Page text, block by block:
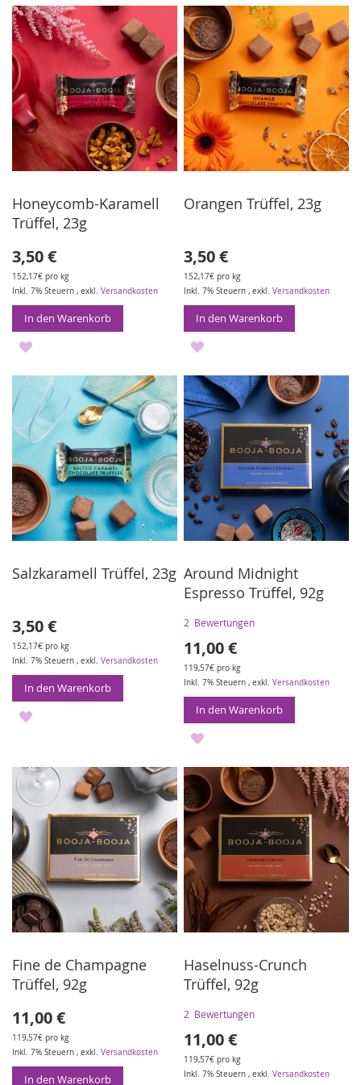
WUNSCHLISTE
HINZUFÜGEN
WUNSCHLISTE
HINZUFÜGEN
Honeycomb-Karamell
Trüffel, 23g
3,50 €
152,17€ pro kg
Inkl. 7% Steuern , exkl. Versandkosten
In den Warenkorb
WUNSCHLISTE
HINZUFÜGEN
Orangen Trüffel, 23g
3,50 €
152,17€ pro kg
Inkl. 7% Steuern,exkl.Versandkosten
In den Warenkorb
WUNSCHLISTE
HINZUFÜGEN
Salzkaramell Trüffel, 23g
3,50 €
152,17€ pro kg
Inkl. 7% Steuern , exkl. Versandkosten
In den Warenkorb
HINZUFÜGEN
Around Midnight
Espresso Trüffel, 92g
2 Bewertungen
11,00 €
119,57€ pro kg
Inkl. 7% Steuern,exkl.Versandkosten
In den Warenkorb
WUNSCHLISTE
HINZUFÜGEN
Fine de Champagne
Trüffel, 92g
11,00 €
119,57€ pro kg
Inkl. 7% Steuern , exkl. Versandkosten
In den Warenkorb
Haselnuss-Crunch
Trüffel, 92g
2 Bewertungen
11,00 €
119,57€ pro kg
Inkl. 7% Steuern,exkl.Versandkosten